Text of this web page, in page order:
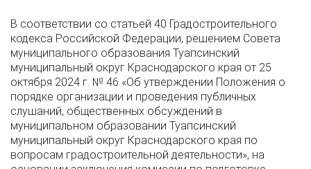
В соответствии со статьей 40 Градостроительного
кодекса Российской Федерации, решением Совета
муниципального образования Туапсинский
муниципальный округ Краснодарского края от 25
октября 2024 г. № 46 «Об утверждении Положения о
порядке организации и проведения публичных
слушаний, общественных обсуждений в
муниципальном образовании Туапсинский
муниципальный округ Краснодарского края по
вопросам градостроительной деятельности», на